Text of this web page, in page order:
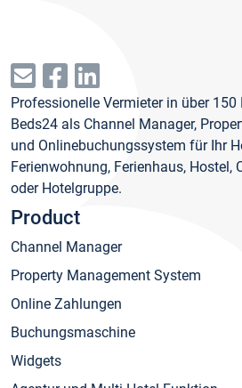
Professionelle Vermieter in über 150
Beds24 als Channel Manager,
und Onlinebuchungssystem für Ihr
Ferienwohnung, Ferienhaus, Hostel,
oder Hotelgruppe.
Product
Channel Manager
Property Management System
Online Zahlungen
Buchungsmaschine
Widgets